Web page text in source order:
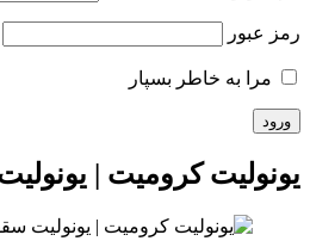
رمز عبور
مرا به خاطر بسپار
یونولیت کرومیت |